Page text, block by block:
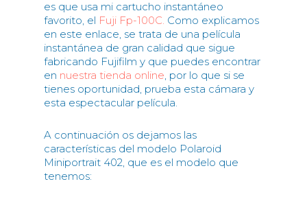
es que usa mi cartucho instantáneo
favorito, el Fuji Fp-100C. Como explicamos
en este enlace, se trata de una película
instantánea de gran calidad que sigue
fabricando Fujifilm y que puedes encontrar
en nuestra tienda online, por lo que si se
tienes oportunidad, prueba esta cámara y
esta espectacular película.
A continuación os dejamos las
características del modelo Polaroid
Miniportrait 402, que es el modelo que
tenemos: